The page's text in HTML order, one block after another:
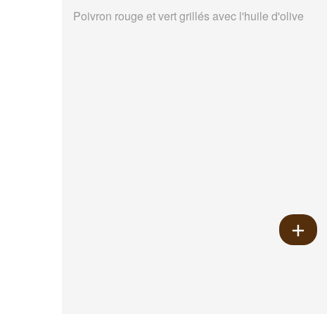
Poivron rouge et vert grillés avec l'huile d'olive